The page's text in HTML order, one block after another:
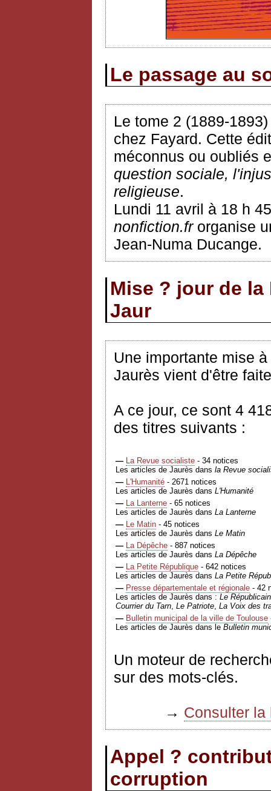
Le passage au
Le tome 2 (1889-
chez Fayard. Cette
méconnus ou oubliés
question sociale,
religieuse.
Lundi 11 avril à 18 h
nonfiction.frorganise
Jean-Numa Ducange.
Mise ? jour de
Jaur
Une importante mise
Jaurès vient d'être
A ce jour, ce sont 4
des titres suivants :
— La Revue socialiste - 34 notices
Les articles de Jaurès dans la Revue
— L'Humanité - 2671 notices
Les articles de Jaurès dans L'Humanité
— La Lanterne - 65 notices
Les articles de Jaurès dans La Lanterne
— Le Matin - 45 notices
Les articles de Jaurès dans Le Matin
— La Dépêche - 887 notices
Les articles de Jaurès dans La Dépêche
— La Petite République - 642 notices
Les articles de Jaurès dans La Petite
— Presse départementale et régionale - 42
Les articles de Jaurès dans : Le
Courrier du Tarn, Le Patriote, La Voix des
— Bulletin municipal de la ville de Toulouse
Les articles de Jaurès dans le Bulletin
Un moteur de
sur des mots-clés.
→ Consulter
Appel ?
corruption